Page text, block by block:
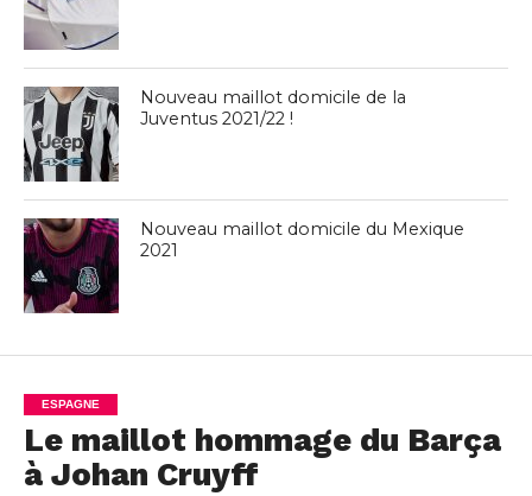
Nouveau maillot domicile de la
Juventus 2021/22 !
Nouveau maillot domicile du Mexique
2021
ESPAGNE
Le maillot hommage du Barça
à Johan Cruyff